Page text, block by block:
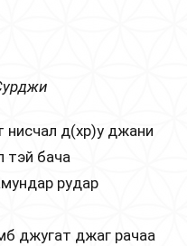
д(хр)у джани
тэй бача
рудар
джугат джаг рачаа